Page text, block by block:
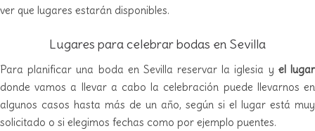
ver que lugares estarán disponibles.
Lugares para celebrar bodas en Sevilla
Para planificar una boda en Sevilla reservar la iglesia y el lugar
donde vamos a llevar a cabo la celebración puede llevarnos en
algunos casos hasta más de un año, según si el lugar está muy
solicitado o si elegimos fechas como por ejemplo puentes.